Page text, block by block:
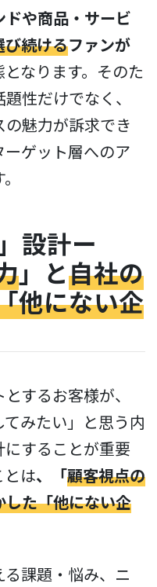
ドや商品・サービ
び続けるファンが
なります。そのた
性だけでなく、
魅力が訴求でき
ゲット層へのア
設計ー
」と自社の
他にない企
するお客様が、
てみたい」と思う内
することが重要
は、「顧客視点の
た「他にない企
課題・悩み、ニ